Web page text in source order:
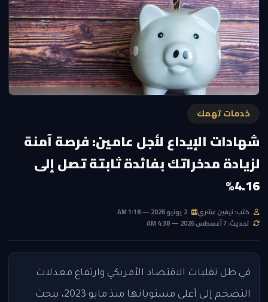
خدمات تهمك
شهادات الإيداع لأجل عامين: فرصة آمنة
لزيادة مدخراتك بفائدة ثابتة تصل إلى
4.16%
كتب: نيفين عشري
تحديث: 7 أغسطس 2026 — 4:38 AM
في ظل تقلبات الاقتصاد الأمريكي وارتفاع معدلات
التضخم إلى أعلى مستوياتها منذ مايو 2023، يبحث